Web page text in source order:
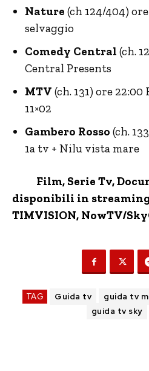
Nature (ch 124/404)
selvaggio
Comedy Central (ch.
Central Presents
MTV (ch. 131) ore
11×02
Gambero Rosso (ch.
1a tv + Nilu vista mare
Film, Serie Tv,
disponibili in
TIMVISION, NowTV/
TAG Guida tv guida tv
guida tv sky